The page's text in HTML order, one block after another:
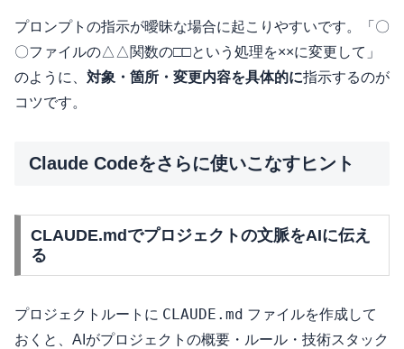
プロンプトの指示が曖昧な場合に起こりやすいです。「〇
〇ファイルの△△関数の□□という処理を××に変更して」
のように、 対象・箇所・変更内容を具体的に指示するのが
コツです。
Claude Codeをさらに使いこなすヒント
CLAUDE.mdでプロジェクトの文脈をAIに伝え
る
プロジェクトルートに CLAUDE.md ファイルを作成して
おくと、AIがプロジェクトの概要・ルール・技術スタック